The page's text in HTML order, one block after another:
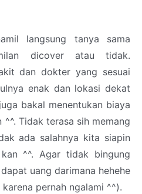
langsung tanya sama
dicover atau tidak.
dan dokter yang sesuai
enak dan lokasi dekat
bakal menentukan biaya
Tidak terasa sih memang
ada salahnya kita siapin
^^. Agar tidak bingung
uang darimana hehehe
pernah ngalami ^^).